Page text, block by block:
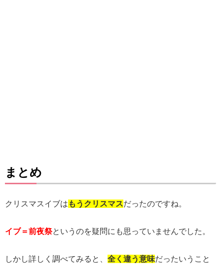
まとめ
クリスマスイブは もうクリスマスだったのですね。
イブ＝前夜祭というのを疑問にも思っていませんでした。
しかし詳しく調べてみると、 全く違う意味だったいうこと